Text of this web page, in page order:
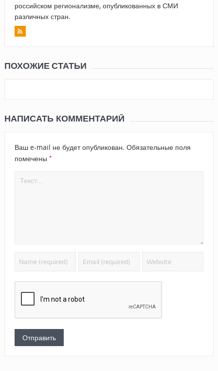
российском регионализме, опубликованных в СМИ
различных стран.
ПОХОЖИЕ СТАТЬИ
НАПИСАТЬ КОММЕНТАРИЙ
Ваш e-mail не будет опубликован. Обязательные поля
помечены *